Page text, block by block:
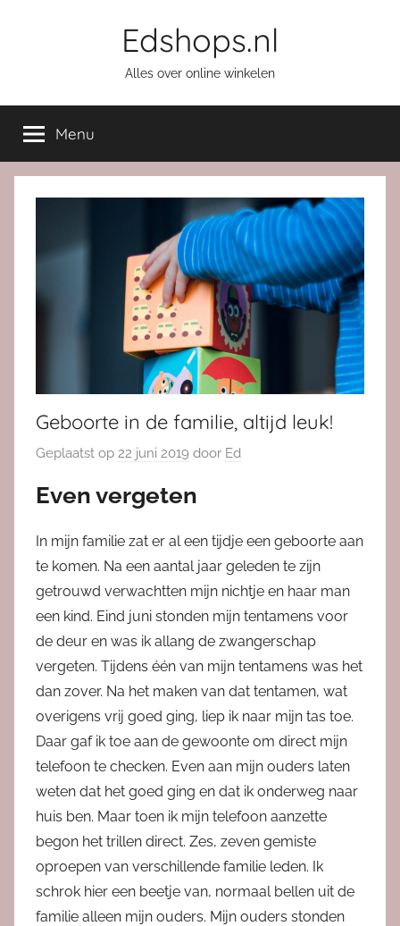
Edshops.nl
Alles over online winkelen
Menu
Geboorte in de familie, altijd leuk!
Geplaatst op 22 juni 2019 door Ed
Even vergeten
In mijn familie zat er al een tijdje een geboorte aan
te komen. Na een aantal jaar geleden te zijn
getrouwd verwachtten mijn nichtje en haar man
een kind. Eind juni stonden mijn tentamens voor
de deur en was ik allang de zwangerschap
vergeten. Tijdens één van mijn tentamens was het
dan zover. Na het maken van dat tentamen, wat
overigens vrij goed ging, liep ik naar mijn tas toe.
Daar gaf ik toe aan de gewoonte om direct mijn
telefoon te checken. Even aan mijn ouders laten
weten dat het goed ging en dat ik onderweg naar
huis ben. Maar toen ik mijn telefoon aanzette
begon het trillen direct. Zes, zeven gemiste
oproepen van verschillende familie leden. Ik
schrok hier een beetje van, normaal bellen uit de
familie alleen mijn ouders. Mijn ouders stonden